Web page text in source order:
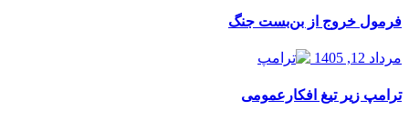
فرمول خروج از بن‌بست جنگ
مرداد 12, 1405
ترامپ زیر تیغ افکارعمومی